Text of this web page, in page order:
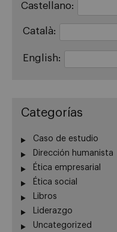
Castellano:
Català:
English:
Categorías
Caso de estudio
Dirección humanista
Ética empresarial
Ética social
Libros
Liderazgo
Uncategorized